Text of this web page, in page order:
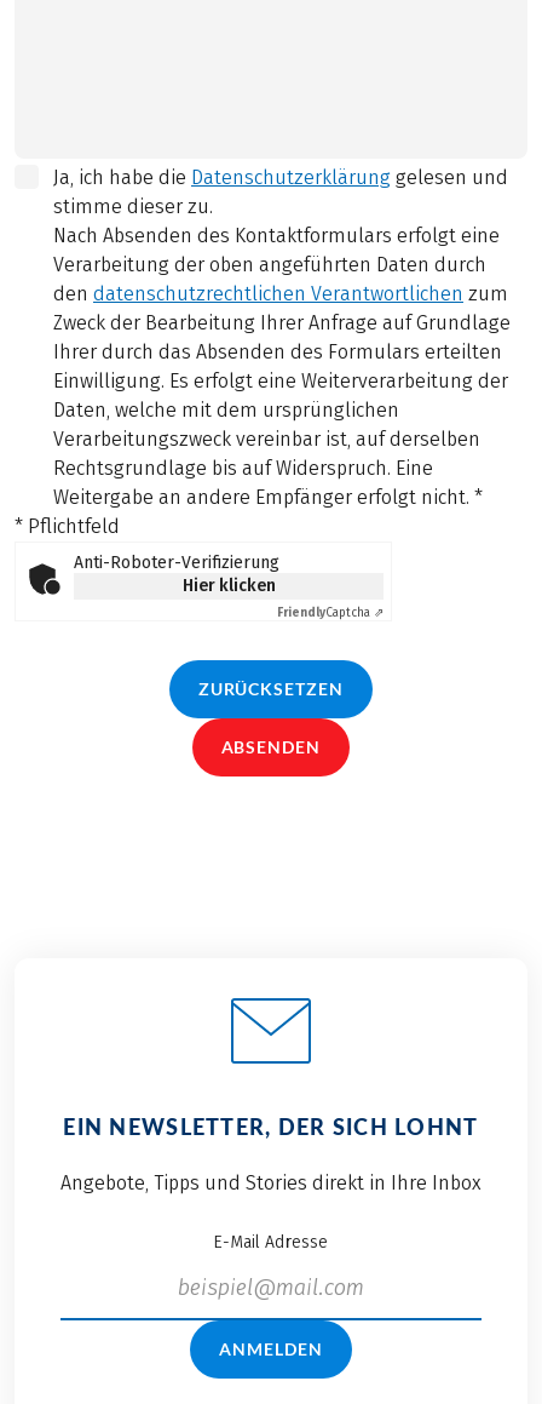
Ja, ich habe die Datenschutzerklärung gelesen und
stimme dieser zu.
Nach Absenden des Kontaktformulars erfolgt eine
Verarbeitung der oben angeführten Daten durch
den datenschutzrechtlichen Verantwortlichen zum
Zweck der Bearbeitung Ihrer Anfrage auf Grundlage
Ihrer durch das Absenden des Formulars erteilten
Einwilligung. Es erfolgt eine Weiterverarbeitung der
Daten, welche mit dem ursprünglichen
Verarbeitungszweck vereinbar ist, auf derselben
Rechtsgrundlage bis auf Widerspruch. Eine
Weitergabe an andere Empfänger erfolgt nicht. *
* Pflichtfeld
Anti-Roboter-Verifizierung
Hier klicken
FriendlyCaptcha ⇗
ZURÜCKSETZEN
ABSENDEN
EIN NEWSLETTER, DER SICH LOHNT
Angebote, Tipps und Stories direkt in Ihre Inbox
E-Mail Adresse
ANMELDEN